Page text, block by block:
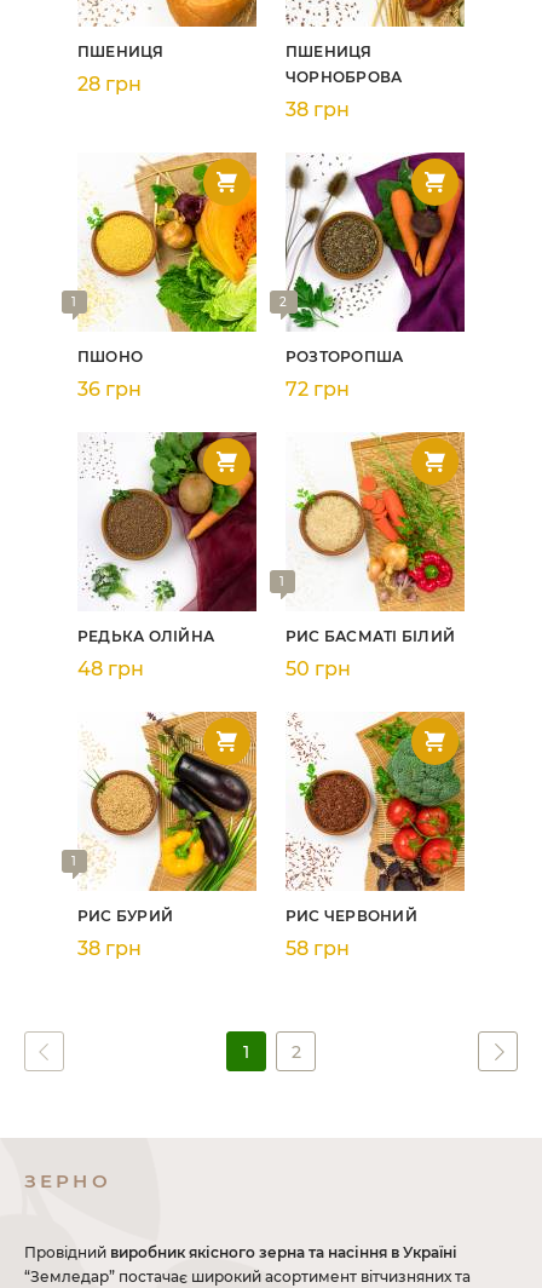
ПШЕНИЦЯ
28 грн
ПШЕНИЦЯ
ЧОРНОБРОВА
38 грн
1
ПШОНО
36 грн
2
РОЗТОРОПША
72 грн
РЕДЬКА ОЛІЙНА
48 грн
1
РИС БАСМАТІ БІЛИЙ
50 грн
1
РИС БУРИЙ
38 грн
РИС ЧЕРВОНИЙ
58 грн
1 2
ЗЕРНО
Провідний виробник якісного зерна та насіння в Україні
“Земледар” постачає широкий асортимент вітчизняних та